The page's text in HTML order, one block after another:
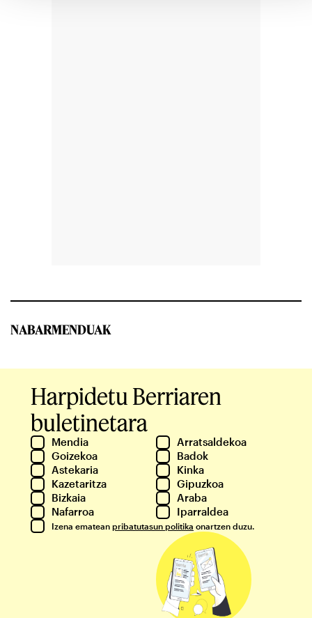
NABARMENDUAK
Harpidetu Berriaren
buletinetara
Mendia
Arratsaldekoa
Goizekoa
Badok
Astekaria
Kinka
Kazetaritza
Gipuzkoa
Bizkaia
Araba
Nafarroa
Iparraldea
Izena ematean pribatutasun politika onartzen duzu.